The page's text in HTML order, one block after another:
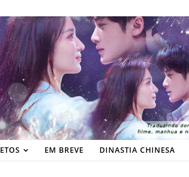
EM BREVE DINASTIA CHINESA